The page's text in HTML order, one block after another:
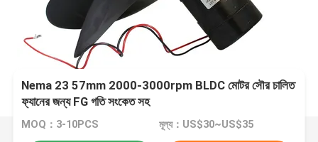
Nema 23 57mm 2000-3000rpm BLDC মোটর সৌর চালিত
ফ্যানের জন্য FG গতি সংকেত সহ
MOQ：3-10PCS মূল্য：US$30~US$35